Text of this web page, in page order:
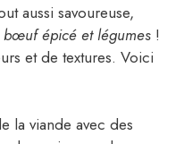
aussi savoureuse,
épicé et légumes !
et de textures. Voici
la viande avec des